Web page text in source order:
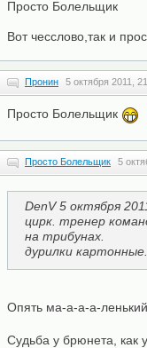
Просто Болельщик
Вот чесслово,так и
Пронин 5 октября 2011,
Просто Болельщик
Просто Болельщик 5
DenV 5 октября
цирк. тренер
на трибунах.
дурилки картонные.
Опять ма-а-а-а-
Судьба у брюнета, как